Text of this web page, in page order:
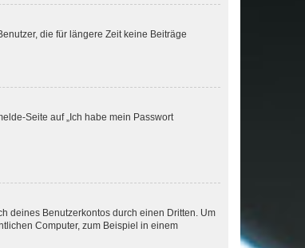
die für längere Zeit keine Beiträge
Seite auf „Ich habe mein Passwort
deines Benutzerkontos durch einen Dritten. Um
Computer, zum Beispiel in einem